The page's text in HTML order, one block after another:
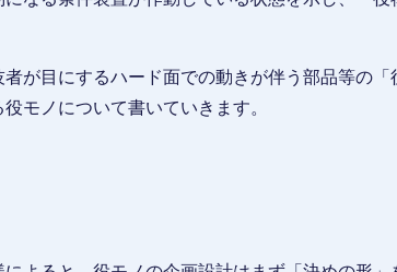
が目にするハード面での動きが伴う部品等の
モノについて書いていきます。